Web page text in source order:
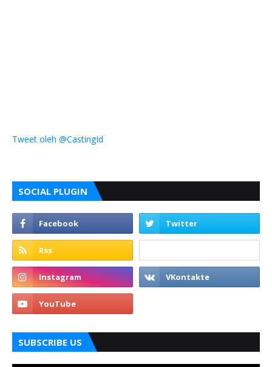
Tweet oleh @CastingId
SOCIAL PLUGIN
SUBSCRIBE US